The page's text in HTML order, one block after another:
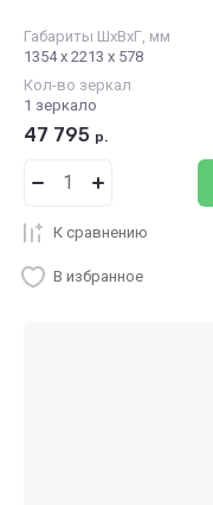
Габариты ШхВхГ, мм
1354 х 2213 х 578
Кол-во зеркал
1 зеркало
47 795 р.
К сравнению
В избранное